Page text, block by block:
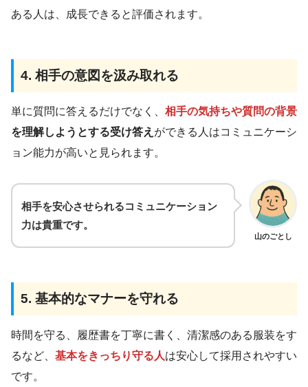
ある人は、成長できると評価されます。
4. 相手の意図を汲み取れる
単に質問に答えるだけでなく、 相手の気持ちや質問の背景
を理解しようとする受け答え ができる人はコミュニケーシ
ョン能力が高いと見られます。
山のごとし
相手を安心させられるコミュニケーション
力は貴重です。
5. 基本的なマナーを守れる
時間を守る、履歴書を丁寧に書く、清潔感のある服装をす
るなど、 基本をきっちり守る人は安心して採用されやすい
です。